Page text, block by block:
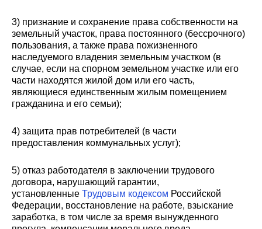
3) признание и сохранение права собственности на
земельный участок, права постоянного (бессрочного)
пользования, а также права пожизненного
наследуемого владения земельным участком (в
случае, если на спорном земельном участке или его
части находятся жилой дом или его часть,
являющиеся единственным жилым помещением
гражданина и его семьи);
4) защита прав потребителей (в части
предоставления коммунальных услуг);
5) отказ работодателя в заключении трудового
договора, нарушающий гарантии,
установленные Трудовым кодексом Российской
Федерации, восстановление на работе, взыскание
заработка, в том числе за время вынужденного